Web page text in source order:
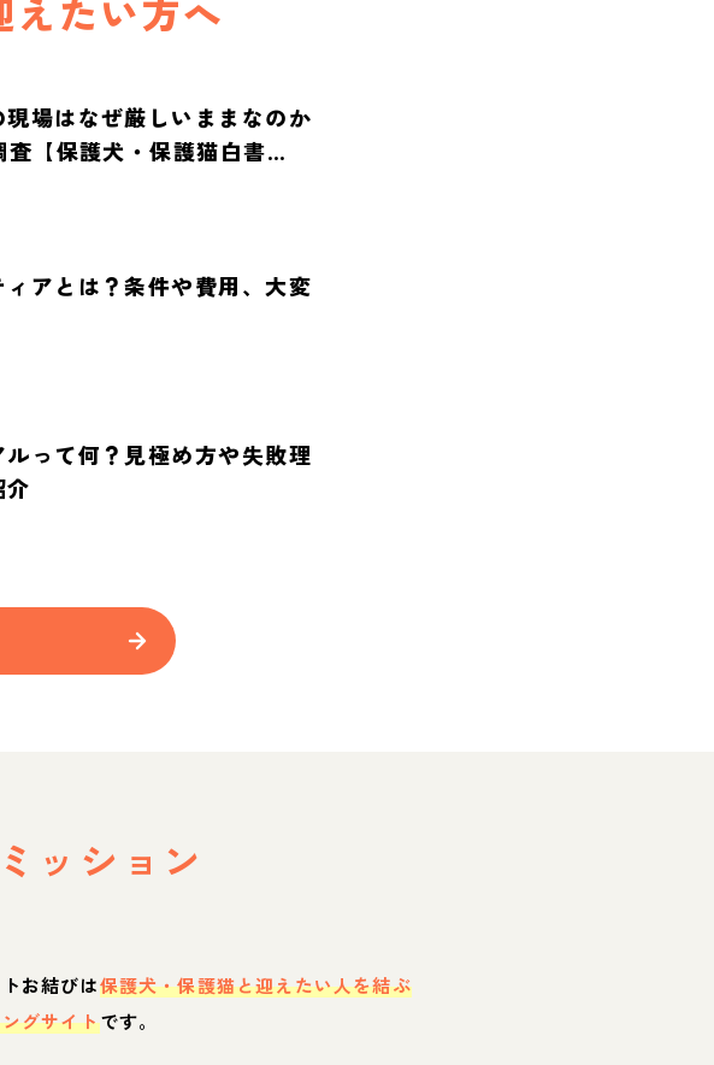
たい方へ
場はなぜ厳しいままなのか
査【保護犬・保護猫白書
ィアとは？条件や費用、大変
って何？見極め方や失敗理
介
ミッション
お結びは保護犬・保護猫と迎えたい人を結ぶ
グサイトです。